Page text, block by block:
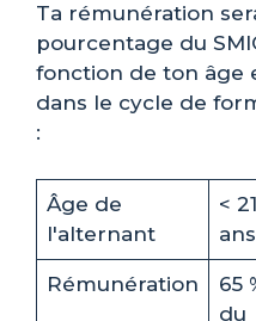
Ta rémunération
pourcentage du
fonction de ton âge
dans le cycle de
:
Âge de
l'alternant
< 21
ans
Rémunération
65
du